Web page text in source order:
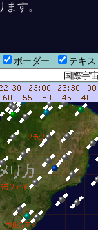
す。
ボーダー テキ